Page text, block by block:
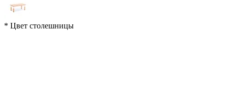
* Цвет столешницы